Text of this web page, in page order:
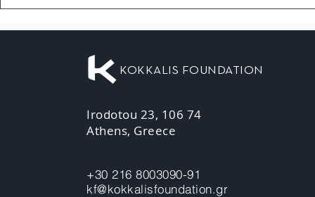
KOKKALIS FOUNDATION
Irodotou 23, 106 74
Athens, Greece
+30 216 8003090-91
kf@kokkalisfoundation.gr